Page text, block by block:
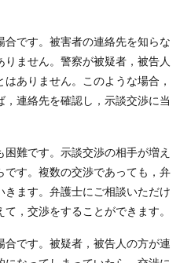
合です。被害者の連絡先を知らな
ません。警察が被疑者，被告人
ありません。このような場合，
連絡先を確認し，示談交渉に当
難です。示談交渉の相手が増え
です。複数の交渉であっても，弁
ます。弁護士にご相談いただけ
，交渉をすることができます。
です。被疑者，被告人の方が連